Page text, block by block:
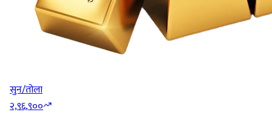
सुन/तोला
२,९६,९००